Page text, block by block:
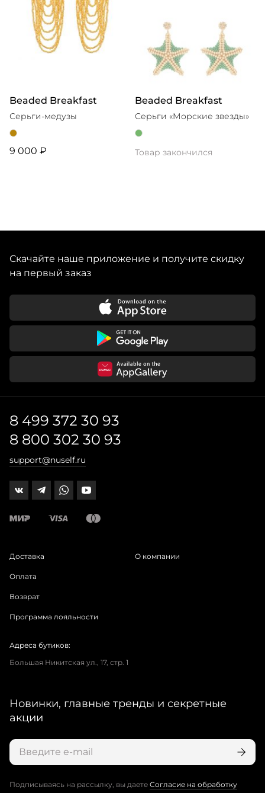
Beaded Breakfast
Серьги-медузы
9 000 ₽
Beaded Breakfast
Серьги «Морские звезды»
Товар закончился
Скачайте наше приложение и получите скидку
на первый заказ
8 499 372 30 93
8 800 302 30 93
support@nuself.ru
Доставка
Оплата
Возврат
Программа лояльности
О компании
Адреса бутиков:
Большая Никитская ул., 17, стр. 1
Новинки, главные тренды и секретные
акции
Подписываясь на рассылку, вы даете Согласие на обработку